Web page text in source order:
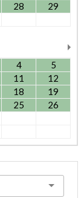
28
29
4
5
11
12
18
19
25
26